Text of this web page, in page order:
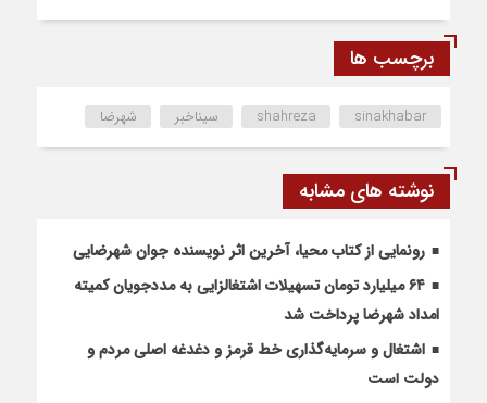
برچسب ها
shahreza sinakhabar سیناخبر شهرضا
نوشته های مشابه
رونمایی از کتاب محیا، آخرین اثر نویسنده جوان شهرضایی
۶۴ میلیارد تومان تسهیلات اشتغالزایی به مددجویان کمیته
امداد شهرضا پرداخت شد
اشتغال و سرمایه‌گذاری خط قرمز و دغدغه اصلی مردم و
دولت است